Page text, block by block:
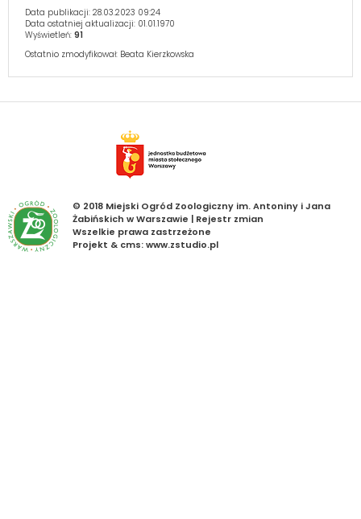
Data publikacji: 28.03.2023 09:24
Data ostatniej aktualizacji: 01.01.1970
Wyświetleń: 91
Ostatnio zmodyfikował: Beata Kierzkowska
© 2018 Miejski Ogród Zoologiczny im. Antoniny i Jana
Żabińskich w Warszawie | Rejestr zmian
Wszelkie prawa zastrzeżone
Projekt & cms: www.zstudio.pl